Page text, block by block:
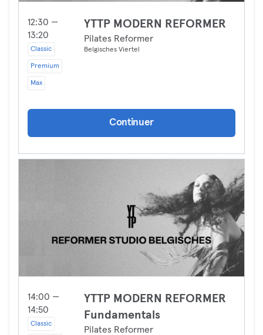
12:30 —
13:20
Classic
Premium
Max
YTTP MODERN REFORMER
Pilates Reformer
Belgisches Viertel
Continuer
14:00 —
14:50
Classic
YTTP MODERN REFORMER
Fundamentals
Pilates Reformer